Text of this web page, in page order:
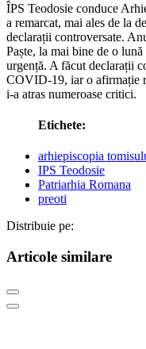
ÎPS Teodosie conduce
a remarcat, mai ales de la
declarații controversate.
Paște, la mai bine de o
urgență. A făcut declarații
COVID-19, iar o afirmație
i-a atras numeroase critici.
Etichete:
arhiepiscopia
IPS Teodosie
Patriarhia Romana
preoti
Distribuie pe:
Articole similare